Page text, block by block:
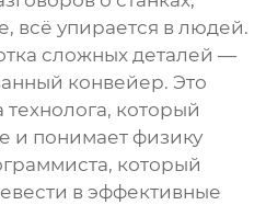
всё упирается в людей.
сложных деталей —
конвейер. Это
который
и понимает физику
который
в эффективные